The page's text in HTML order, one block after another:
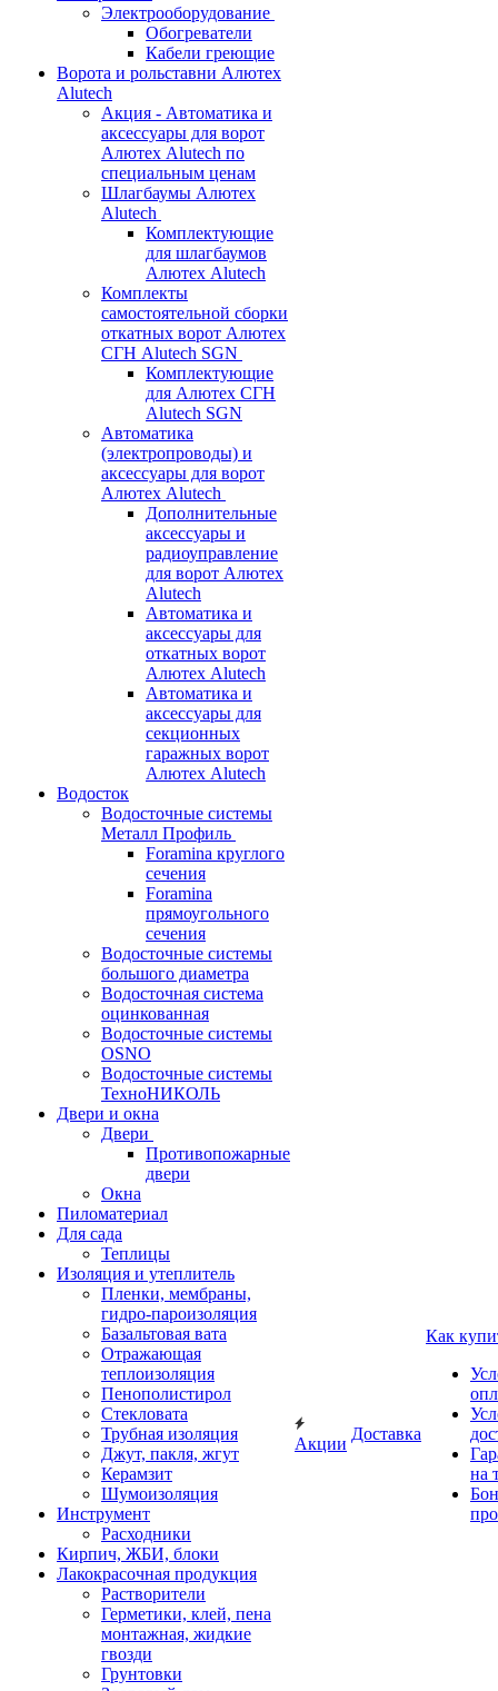
Электрооборудование
Обогреватели
Кабели греющие
Ворота и рольставни Алютех
Alutech
Акция - Автоматика и
аксессуары для ворот
Алютех Alutech по
специальным ценам
Шлагбаумы Алютех
Alutech
Комплектующие
для шлагбаумов
Алютех Alutech
Комплекты
самостоятельной сборки
откатных ворот Алютех
СГН Alutech SGN
Комплектующие
для Алютех СГН
Alutech SGN
Автоматика
(электропроводы) и
аксессуары для ворот
Алютех Alutech
Дополнительные
аксессуары и
радиоуправление
для ворот Алютех
Alutech
Автоматика и
аксессуары для
откатных ворот
Алютех Alutech
Автоматика и
аксессуары для
секционных
гаражных ворот
Алютех Alutech
Водосток
Водосточные системы
Металл Профиль
Foramina круглого
сечения
Foramina
прямоугольного
сечения
Водосточные системы
большого диаметра
Водосточная система
оцинкованная
Водосточные системы
OSNO
Водосточные системы
ТехноНИКОЛЬ
Двери и окна
Двери
Противопожарные
двери
Окна
Пиломатериал
Для сада
Теплицы
Изоляция и утеплитель
Пленки, мембраны,
гидро-пароизоляция
Базальтовая вата
Отражающая
теплоизоляция
Пенополистирол
Стекловата
Трубная изоляция
Джут, пакля, жгут
Керамзит
Шумоизоляция
Инструмент
Расходники
Кирпич, ЖБИ, блоки
Лакокрасочная продукция
Растворители
Герметики, клей, пена
монтажная, жидкие
гвозди
Грунтовки
Акции
Доставка
Как
на